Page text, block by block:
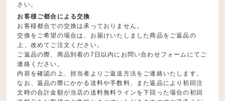
さい。
お客様ご都合による交換
お客様都合での交換は承っておりません。
交換をご希望の場合は、お届けいたしました商品をご返品の
上、改めてご注文ください。
ご返品の際、商品到着の7日以内にお問い合わせフォームにてご
連絡ください。
内容を確認の上、担当者よりご返送方法をご連絡いたします。
なお、返品の際にかかる送料や手数料、また返品により初回注
文時の合計金額が当店の送料無料ラインを下回った場合の初回